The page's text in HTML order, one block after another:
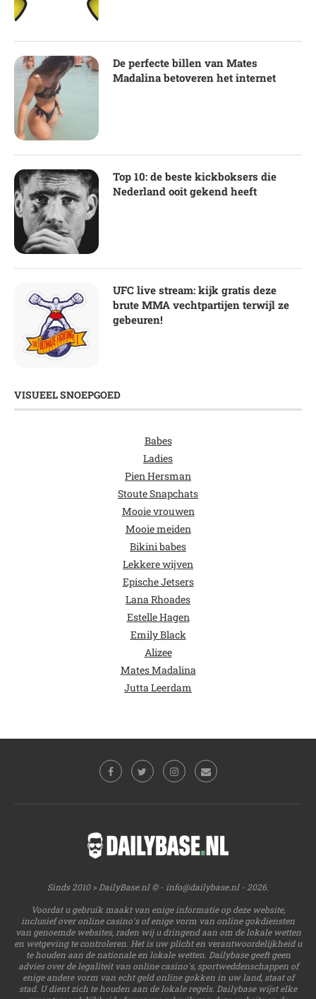
De perfecte billen van Mates
Madalina betoveren het internet
Top 10: de beste kickboksers die
Nederland ooit gekend heeft
UFC live stream: kijk gratis deze
brute MMA vechtpartijen terwijl ze
gebeuren!
VISUEEL SNOEPGOED
Babes
Ladies
Pien Hersman
Stoute Snapchats
Mooie vrouwen
Mooie meiden
Bikini babes
Lekkere wijven
Epische Jetsers
Lana Rhoades
Estelle Hagen
Emily Black
Alizee
Mates Madalina
Jutta Leerdam
Sinds 2010 > DailyBase.nl © - info@dailybase.nl- 2026.
Voordat u gebruik maakt van enige informatie op deze website,
inclusief over online casino's of enige vorm van online gokdiensten
van genoemde websites, raden wij u dringend aan om de lokale wetten
en wetgeving te controleren. Het is uw plicht en verantwoordelijkheid u
te houden aan de nationale en lokale wetten. Dailybase geeft geen
advies over de legaliteit van online casino's, sportweddenschappen of
enige andere vorm van echt geld online gokken in uw land, staat of
stad. U dient zich te houden aan de lokale regels. Dailybase wijst elke